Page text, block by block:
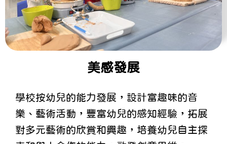
美感發展
學校按幼兒的能力發展，設計富趣味的音
樂、藝術活動，豐富幼兒的感知經驗，拓展
對多元藝術的欣賞和興趣，培養幼兒自主探